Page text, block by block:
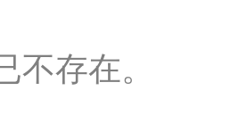
不存在。